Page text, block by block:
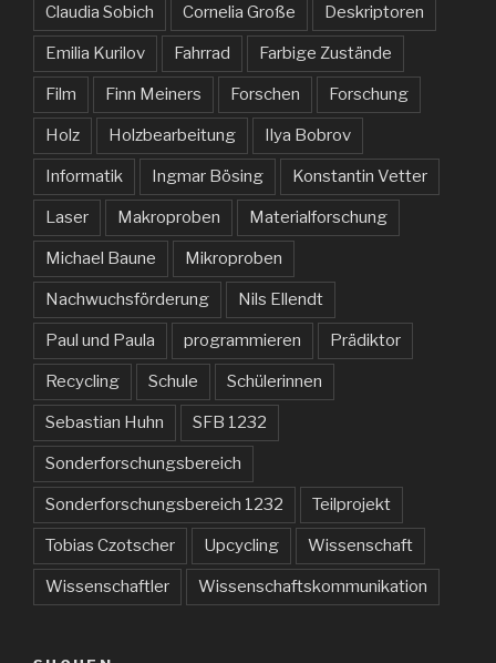
Claudia Sobich Cornelia Große Deskriptoren
Emilia Kurilov Fahrrad Farbige Zustände
Film Finn Meiners Forschen Forschung
Holz Holzbearbeitung Ilya Bobrov
Informatik Ingmar Bösing Konstantin Vetter
Laser Makroproben Materialforschung
Michael Baune Mikroproben
Nachwuchsförderung Nils Ellendt
Paul und Paula programmieren Prädiktor
Recycling Schule Schülerinnen
Sebastian Huhn SFB 1232
Sonderforschungsbereich
Sonderforschungsbereich 1232 Teilprojekt
Tobias Czotscher Upcycling Wissenschaft
Wissenschaftler Wissenschaftskommunikation